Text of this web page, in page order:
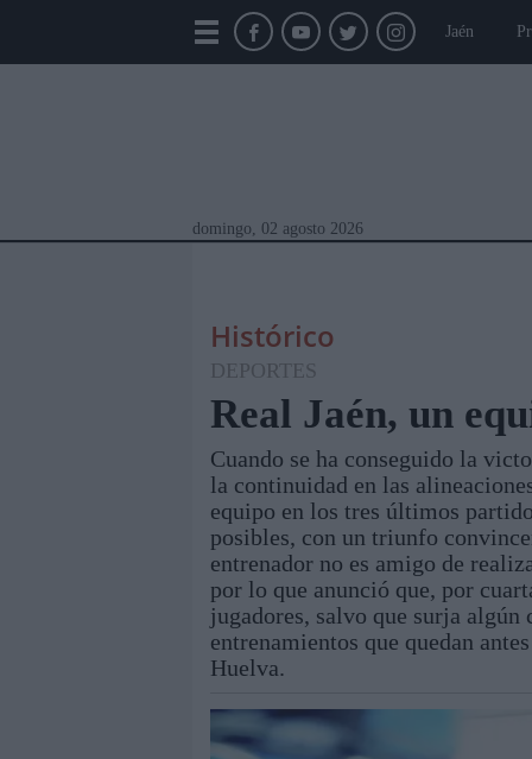
Jaén
domingo, 02 agosto 2026
Módulos Portada Jaén Provincia
Histórico
DEPORTES
Real Jaén, un
Cuando se ha conseguido la
la continuidad en las
equipo en los tres últimos
posibles, con un triunfo
entrenador no es amigo de
por lo que anunció que, por
jugadores, salvo que surja
entrenamientos que quedan
Huelva.